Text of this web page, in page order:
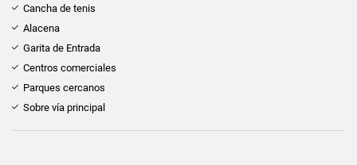
Cancha de tenis
Alacena
Garita de Entrada
Centros comerciales
Parques cercanos
Sobre vía principal